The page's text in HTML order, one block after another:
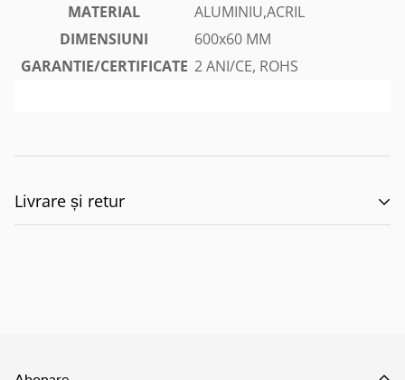
MATERIAL
ALUMINIU,ACRIL
DIMENSIUNI
600x60 MM
GARANTIE/CERTIFICATE 2 ANI/CE, ROHS
Livrare și retur